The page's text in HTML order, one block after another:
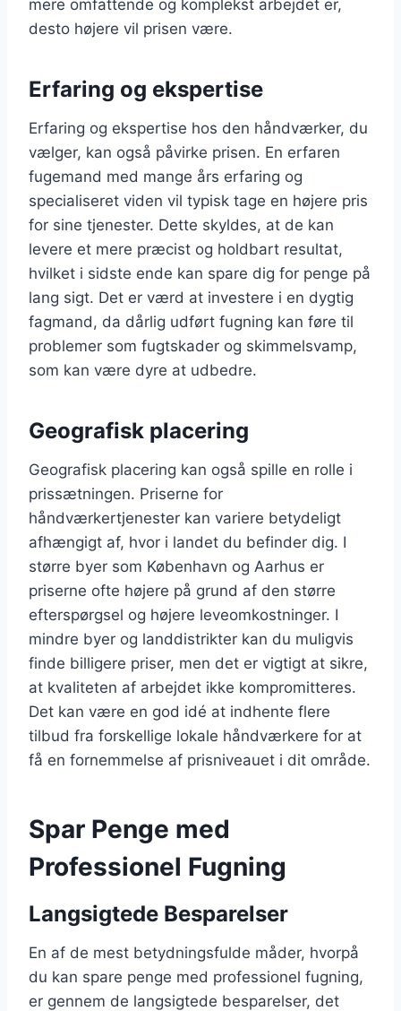
mere omfattende og komplekst arbejdet er,
desto højere vil prisen være.
Erfaring og ekspertise
Erfaring og ekspertise hos den håndværker, du
vælger, kan også påvirke prisen. En erfaren
fugemand med mange års erfaring og
specialiseret viden vil typisk tage en højere pris
for sine tjenester. Dette skyldes, at de kan
levere et mere præcist og holdbart resultat,
hvilket i sidste ende kan spare dig for penge på
lang sigt. Det er værd at investere i en dygtig
fagmand, da dårlig udført fugning kan føre til
problemer som fugtskader og skimmelsvamp,
som kan være dyre at udbedre.
Geografisk placering
Geografisk placering kan også spille en rolle i
prissætningen. Priserne for
håndværkertjenester kan variere betydeligt
afhængigt af, hvor i landet du befinder dig. I
større byer som København og Aarhus er
priserne ofte højere på grund af den større
efterspørgsel og højere leveomkostninger. I
mindre byer og landdistrikter kan du muligvis
finde billigere priser, men det er vigtigt at sikre,
at kvaliteten af arbejdet ikke kompromitteres.
Det kan være en god idé at indhente flere
tilbud fra forskellige lokale håndværkere for at
få en fornemmelse af prisniveauet i dit område.
Spar Penge med
Professionel Fugning
Langsigtede Besparelser
En af de mest betydningsfulde måder, hvorpå
du kan spare penge med professionel fugning,
er gennem de langsigtede besparelser, det